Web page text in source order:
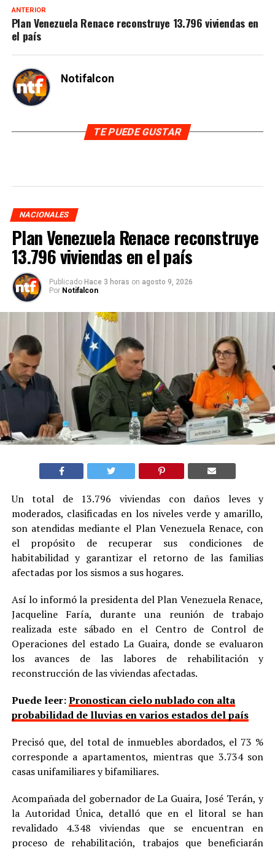
ANTERIOR
Plan Venezuela Renace reconstruye 13.796 viviendas en
el país
Notifalcon
TE PUEDE GUSTAR
NACIONALES
Plan Venezuela Renace reconstruye
13.796 viviendas en el país
Publicado Hace 3 horas on agosto 9, 2026
Por Notifalcon
Un total de 13.796 viviendas con daños leves y
moderados, clasificadas en los niveles verde y amarillo,
son atendidas mediante el Plan Venezuela Renace, con
el propósito de recuperar sus condiciones de
habitabilidad y garantizar el retorno de las familias
afectadas por los sismos a sus hogares.
Así lo informó la presidenta del Plan Venezuela Renace,
Jacqueline Faría, durante una reunión de trabajo
realizada este sábado en el Centro de Control de
Operaciones del estado La Guaira, donde se evaluaron
los avances de las labores de rehabilitación y
reconstrucción de las viviendas afectadas.
Puede leer:Pronostican cielo nublado con alta
probabilidad de lluvias en varios estados del país
Precisó que, del total de inmuebles abordados, el 73 %
corresponde a apartamentos, mientras que 3.734 son
casas unifamiliares y bifamiliares.
Acompañada del gobernador de La Guaira, José Terán, y
la Autoridad Única, detalló que en el litoral se han
revalidado 4.348 viviendas que se encuentran en
proceso de rehabilitación, trabajos que beneficiarán